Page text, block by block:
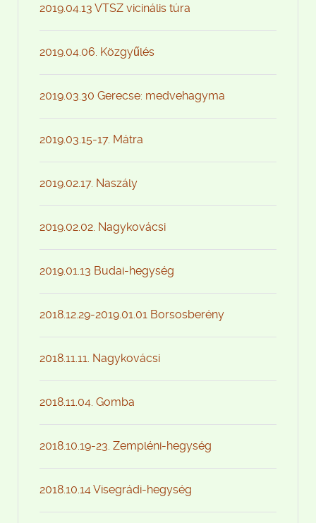
2019.04.13 VTSZ vicinális túra
2019.04.06. Közgyűlés
2019.03.30 Gerecse: medvehagyma
2019.03.15-17. Mátra
2019.02.17. Naszály
2019.02.02. Nagykovácsi
2019.01.13 Budai-hegység
2018.12.29-2019.01.01 Borsosberény
2018.11.11. Nagykovácsi
2018.11.04. Gomba
2018.10.19-23. Zempléni-hegység
2018.10.14 Visegrádi-hegység